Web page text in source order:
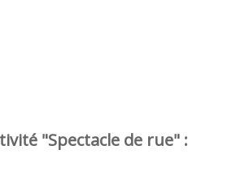
"Spectacle de rue" :